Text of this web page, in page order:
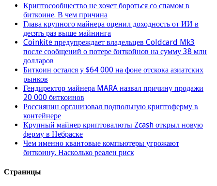
Криптосообщество не хочет бороться со спамом в
биткоине. В чем причина
Глава крупного майнера оценил доходность от ИИ в
десять раз выше майнинга
Coinkite предупреждает владельцев Coldcard Mk3
после сообщений о потере биткойнов на сумму 38 млн
долларов
Биткоин остался у $64 000 на фоне отскока азиатских
рынков
Гендиректор майнера MARA назвал причину продажи
20 000 биткоинов
Россиянин организовал подпольную криптоферму в
контейнере
Крупный майнер криптовалюты Zcash открыл новую
ферму в Небраске
Чем именно квантовые компьютеры угрожают
биткоину. Насколько реален риск
Страницы